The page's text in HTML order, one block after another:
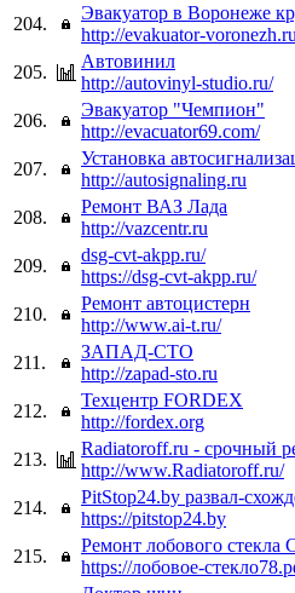
204.
Эвакуатор в Воронеже
http://evakuator-
205.
Автовинил
http://autovinyl-studio.ru/
206.
Эвакуатор "Чемпион"
http://evacuator69.com/
207.
Установка
http://autosignaling.ru
208.
Ремонт ВАЗ Лада
http://vazcentr.ru
209.
dsg-cvt-akpp.ru/
https://dsg-cvt-akpp.ru/
210.
Ремонт автоцистерн
http://www.ai-t.ru/
211.
ЗАПАД-СТО
http://zapad-sto.ru
212.
Техцентр FORDEX
http://fordex.org
213.
Radiatoroff.ru - срочный
http://www.Radiatoroff.ru/
214.
PitStop24.by развал-
https://pitstop24.by
215.
Ремонт лобового стекла
https://лобовое-